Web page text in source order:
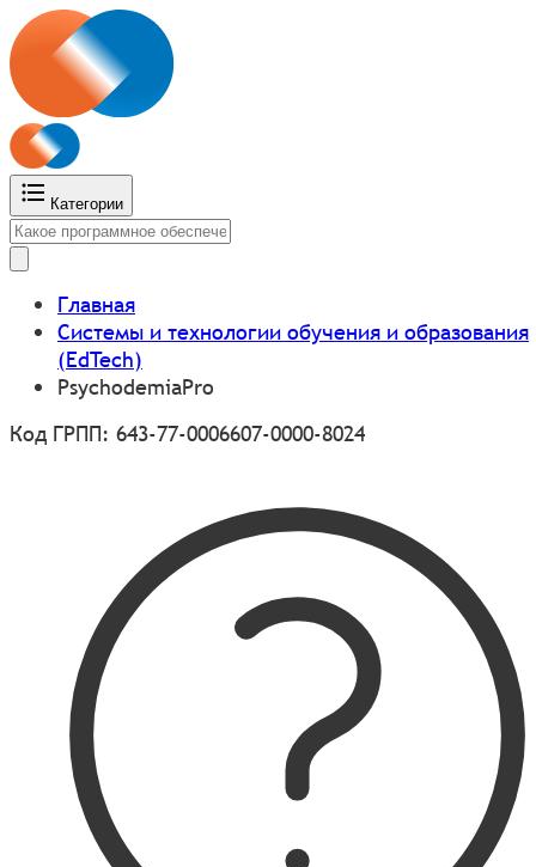
Категории
Главная
Системы и технологии обучения и образования
(EdTech)
PsychodemiaPro
Код ГРПП: 643-77-0006607-0000-8024